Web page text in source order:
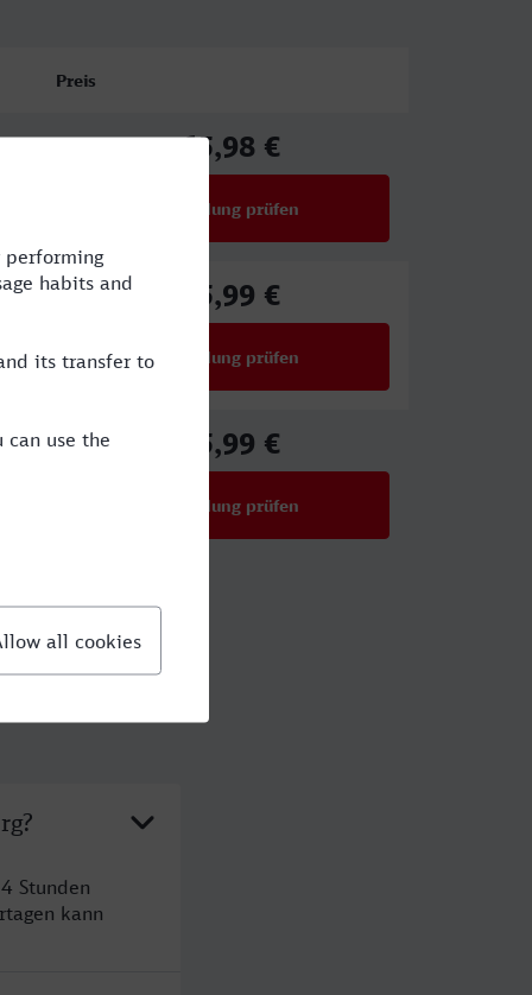
Preis
65,98 €
Verbindung prüfen
45,99 €
Verbindung prüfen
45,99 €
Verbindung prüfen
Stunden
kann